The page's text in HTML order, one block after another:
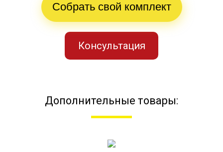
Собрать свой комплект
Консультация
Дополнительные товары: